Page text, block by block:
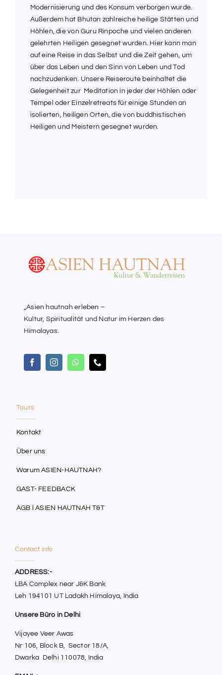
Modernisierung und des Konsum verborgen wurde.
Außerdem hat Bhutan zahlreiche heilige Stätten und
Höhlen, die von Guru Rinpoche und vielen anderen
gelehrten Heiligen gesegnet wurden. Hier kann man
auf eine Reise in das Selbst und die Zeit gehen, um
über das Leben und den Sinn von Leben und Tod
nachzudenken. Unsere Reiseroute beinhaltet die
Gelegenheit zur Meditation in jeder der Höhlen oder
Tempel oder Einzelretreats für einige Stunden an
isolierten, heiligen Orten, die von buddhistischen
Heiligen und Meistern gesegnet wurden.
„Asien hautnah erleben –
Kultur, Spiritualität und Natur im Herzen des
Himalayas.
Tours
Kontakt
Über uns
Warum ASIEN-HAUTNAH?
GAST- FEEDBACK
AGB l ASIEN HAUTNAH T&T
Contact info
ADDRESS:-
LBA Complex near J&K Bank
Leh 194101 UT Ladakh Himalaya, India
Unsere Büro in Delhi
Vijayee Veer Awas
Nr 106, Block B, Sector 18/A,
Dwarka Delhi 110078, India